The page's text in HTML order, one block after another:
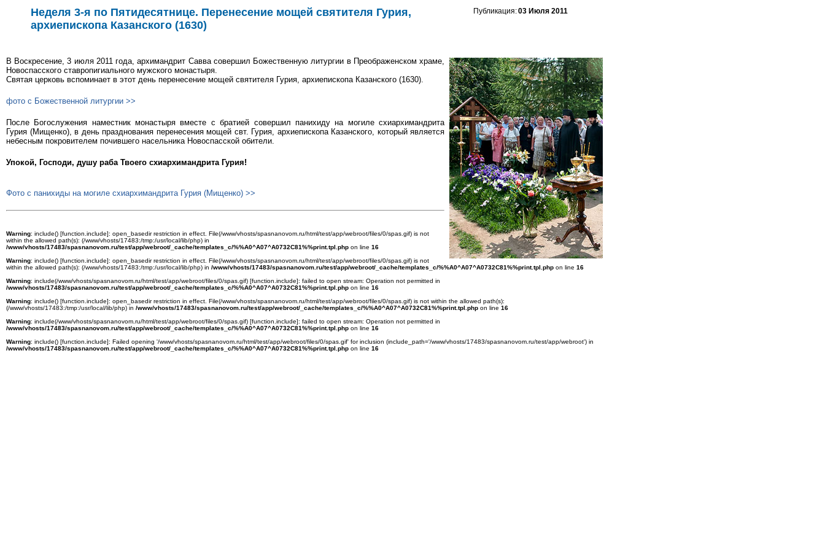
Неделя 3-я по Пятидесятнице. Перенесение мощей святителя Гурия,
архиепископа Казанского (1630)
Публикация:03 Июля 2011
В Воскресение, 3 июля 2011 года, архимандрит Савва совершил Божественную литургии в Преображенском храме,
Новоспасского ставропигиального мужского монастыря.
Святая церковь вспоминает в этот день перенесение мощей святителя Гурия, архиепископа Казанского (1630).
фото c Божественной литургии >>
После Богослужения наместник монастыря вместе с братией совершил панихиду на могиле схиархимандрита
Гурия (Мищенко), в день празднования перенесения мощей свт. Гурия, архиепископа Казанского, который является
небесным покровителем почившего насельника Новоспасской обители.
Упокой, Господи, душу раба Твоего схиархимандрита Гурия!
Фото с панихиды на могиле схиархимандрита Гурия (Мищенко) >>
Warning: include() [function.include]: open_basedir restriction in effect. File(/www/vhosts/spasnanovom.ru/html/test/app/webroot/files/0/spas.gif) is not
within the allowed path(s): (/www/vhosts/17483:/tmp:/usr/local/lib/php) in
/www/vhosts/17483/spasnanovom.ru/test/app/webroot/_cache/templates_c/%%A0^A07^A0732C81%%print.tpl.php on line 16
Warning: include() [function.include]: open_basedir restriction in effect. File(/www/vhosts/spasnanovom.ru/html/test/app/webroot/files/0/spas.gif) is not
within the allowed path(s): (/www/vhosts/17483:/tmp:/usr/local/lib/php) in /www/vhosts/17483/spasnanovom.ru/test/app/webroot/_cache/templates_c/%%A0^A07^A0732C81%%print.tpl.php on line 16
Warning: include(/www/vhosts/spasnanovom.ru/html/test/app/webroot/files/0/spas.gif) [function.include]: failed to open stream: Operation not permitted in
/www/vhosts/17483/spasnanovom.ru/test/app/webroot/_cache/templates_c/%%A0^A07^A0732C81%%print.tpl.php on line 16
Warning: include() [function.include]: open_basedir restriction in effect. File(/www/vhosts/spasnanovom.ru/html/test/app/webroot/files/0/spas.gif) is not within the allowed path(s):
(/www/vhosts/17483:/tmp:/usr/local/lib/php) in /www/vhosts/17483/spasnanovom.ru/test/app/webroot/_cache/templates_c/%%A0^A07^A0732C81%%print.tpl.php on line 16
Warning: include(/www/vhosts/spasnanovom.ru/html/test/app/webroot/files/0/spas.gif) [function.include]: failed to open stream: Operation not permitted in
/www/vhosts/17483/spasnanovom.ru/test/app/webroot/_cache/templates_c/%%A0^A07^A0732C81%%print.tpl.php on line 16
Warning: include() [function.include]: Failed opening '/www/vhosts/spasnanovom.ru/html/test/app/webroot/files/0/spas.gif' for inclusion (include_path='/www/vhosts/17483/spasnanovom.ru/test/app/webroot') in
/www/vhosts/17483/spasnanovom.ru/test/app/webroot/_cache/templates_c/%%A0^A07^A0732C81%%print.tpl.php on line 16